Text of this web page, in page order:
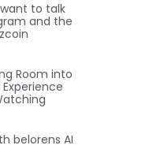
to talk
and the
Room into
belorens AI